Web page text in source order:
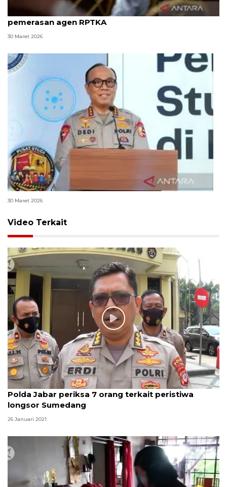
8 ASN Kemenaker hadapi sidang tuntutan kasus
pemerasan agen RPTKA
30 Maret 2026
Polri bangun Laboratorium Sosial Sains Kepolisian
30 Maret 2026
Video Terkait
Polda Jabar periksa 7 orang terkait peristiwa
longsor Sumedang
26 Januari 2021